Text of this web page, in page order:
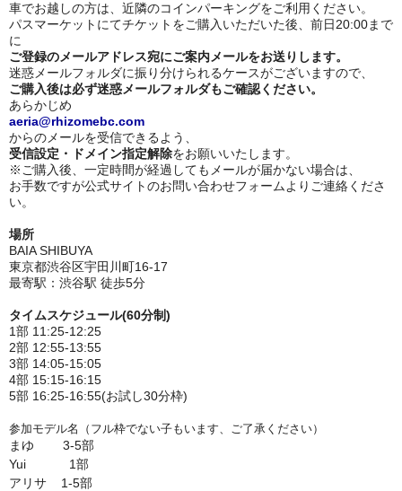
車でお越しの方は、近隣のコインパーキングをご利用ください。
パスマーケットにてチケットをご購入いただいた後、前日20:00まで
に
ご登録のメールアドレス宛にご案内メールをお送りします。
迷惑メールフォルダに振り分けられるケースがございますので、
ご購入後は必ず迷惑メールフォルダもご確認ください。
あらかじめ
aeria@rhizomebc.com
からのメールを受信できるよう、
受信設定・ドメイン指定解除をお願いいたします。
※ご購入後、一定時間が経過してもメールが届かない場合は、
お手数ですが公式サイトのお問い合わせフォームよりご連絡くださ
い。
場所
BAIA SHIBUYA
東京都渋谷区宇田川町16-17
最寄駅：渋谷駅 徒歩5分
タイムスケジュール(60分制)
1部 11:25-12:25
2部 12:55-13:55
3部 14:05-15:05
4部 15:15-16:15
5部 16:25-16:55(お試し30分枠)
参加モデル名（フル枠でない子もいます、ご了承ください）
まゆ 3-5部
Yui 1部
アリサ 1-5部